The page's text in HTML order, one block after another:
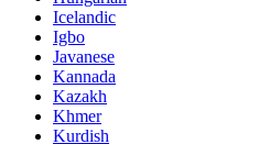
Icelandic
Igbo
Javanese
Kannada
Kazakh
Khmer
Kurdish